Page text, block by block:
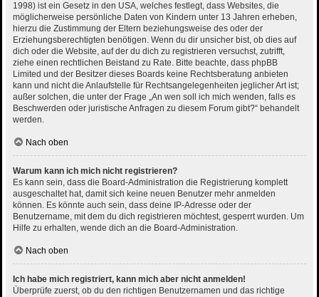
1998) ist ein Gesetz in den USA, welches festlegt, dass Websites, die
möglicherweise persönliche Daten von Kindern unter 13 Jahren erheben,
hierzu die Zustimmung der Eltern beziehungsweise des oder der
Erziehungsberechtigten benötigen. Wenn du dir unsicher bist, ob dies auf
dich oder die Website, auf der du dich zu registrieren versuchst, zutrifft,
ziehe einen rechtlichen Beistand zu Rate. Bitte beachte, dass phpBB
Limited und der Besitzer dieses Boards keine Rechtsberatung anbieten
kann und nicht die Anlaufstelle für Rechtsangelegenheiten jeglicher Art ist;
außer solchen, die unter der Frage „An wen soll ich mich wenden, falls es
Beschwerden oder juristische Anfragen zu diesem Forum gibt?“ behandelt
werden.
Nach oben
Warum kann ich mich nicht registrieren?
Es kann sein, dass die Board-Administration die Registrierung komplett
ausgeschaltet hat, damit sich keine neuen Benutzer mehr anmelden
können. Es könnte auch sein, dass deine IP-Adresse oder der
Benutzername, mit dem du dich registrieren möchtest, gesperrt wurden. Um
Hilfe zu erhalten, wende dich an die Board-Administration.
Nach oben
Ich habe mich registriert, kann mich aber nicht anmelden!
Überprüfe zuerst, ob du den richtigen Benutzernamen und das richtige